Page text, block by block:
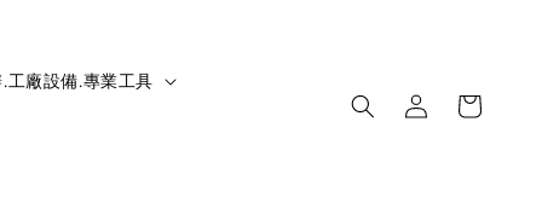
工廠設備.專業工具